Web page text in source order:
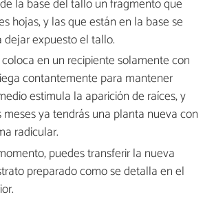
la base del tallo un fragmento que
hojas, y las que están en la base se
expuesto el tallo.
en un recipiente solamente con
contantemente para mantener
estimula la aparición de raíces, y
ya tendrás una planta nueva con
radicular.
puedes transferir la nueva
preparado como se detalla en el